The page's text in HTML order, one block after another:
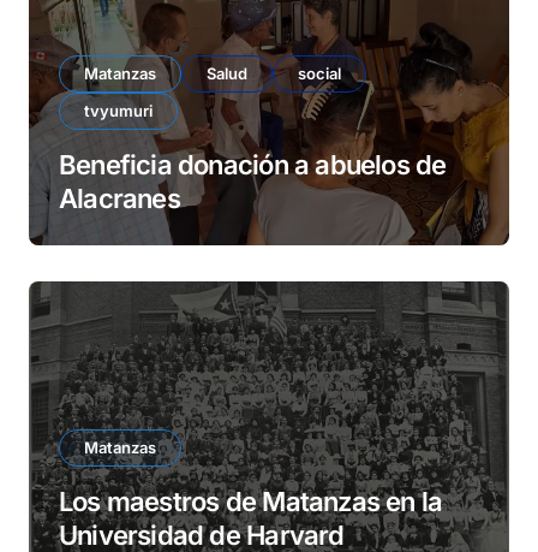
Matanzas Salud
social
tvyumuri
Beneficia donación a abuelos de
Alacranes
Matanzas
Los maestros de Matanzas en la
Universidad de Harvard